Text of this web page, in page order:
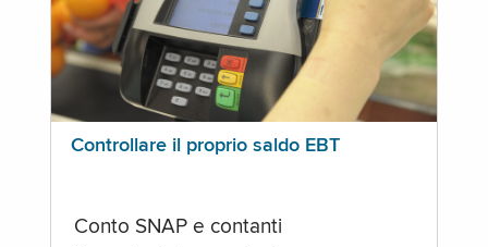
Controllare il proprio saldo EBT
Conto SNAP e contanti